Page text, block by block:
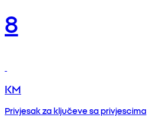
8
KM
Privjesak za ključeve sa privjescima